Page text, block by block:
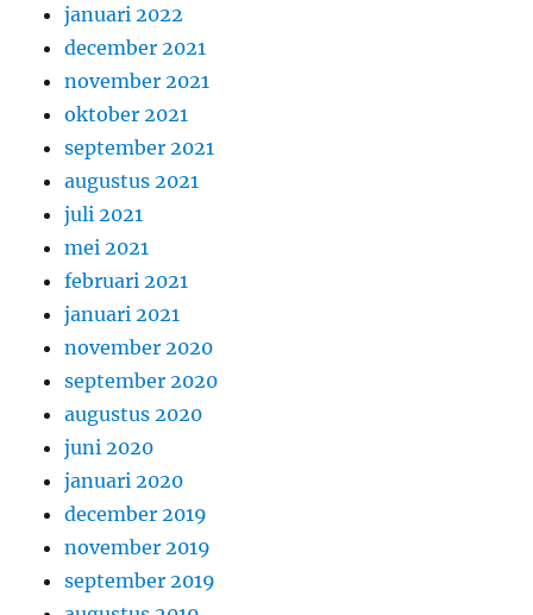
januari 2022
december 2021
november 2021
oktober 2021
september 2021
augustus 2021
juli 2021
mei 2021
februari 2021
januari 2021
november 2020
september 2020
augustus 2020
juni 2020
januari 2020
december 2019
november 2019
september 2019